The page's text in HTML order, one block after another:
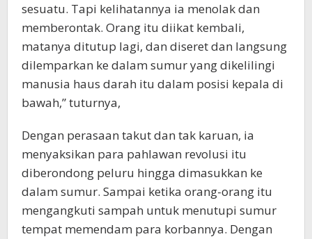
sesuatu. Tapi kelihatannya ia menolak dan
memberontak. Orang itu diikat kembali,
matanya ditutup lagi, dan diseret dan langsung
dilemparkan ke dalam sumur yang dikelilingi
manusia haus darah itu dalam posisi kepala di
bawah,” tuturnya,
Dengan perasaan takut dan tak karuan, ia
menyaksikan para pahlawan revolusi itu
diberondong peluru hingga dimasukkan ke
dalam sumur. Sampai ketika orang-orang itu
mengangkuti sampah untuk menutupi sumur
tempat memendam para korbannya. Dengan